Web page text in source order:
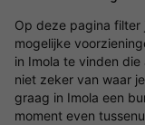
Op deze pagina
mogelijke
in Imola te vinden
niet zeker van waar
graag in Imola een
moment even